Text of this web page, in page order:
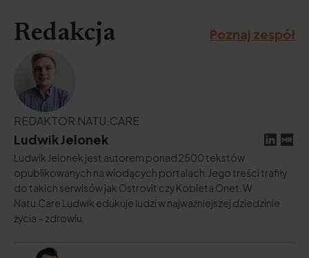
Redakcja Poznaj zespół
REDAKTOR NATU.CARE
Ludwik Jelonek
Ludwik Jelonek jest autorem ponad 2500 tekstów
opublikowanych na wiodących portalach. Jego treści trafiły
do takich serwisów jak Ostrovit czy Kobieta Onet. W
Natu.Care Ludwik edukuje ludzi w najważniejszej dziedzinie
życia – zdrowiu.